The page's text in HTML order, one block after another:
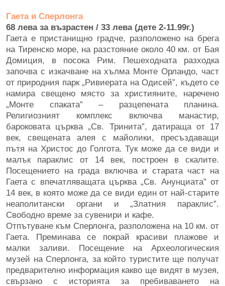
Гаета и Сперлонга
68 лева за възрастен / 33 лева (дете 2-11.99г.)
Гаета е пристанищно градче, разположено на брега
на Тиренско море, на разстояние около 40 км. от Бая
Домиция, в посока Рим. Пешеходната разходка
започва с изкачване на хълма Монте Орландо, част
от природния парк „Ривиерата на Одисей”, където се
намира свещено място за християните, наречено
„Монте спаката” – разцепената планина.
Религиозният комплекс включва манастир,
бароковата църква „Св. Тринита”, датираща от 17
век, свещената алея с майолики, пресъздаващи
пътя на Христос до Голгота. Тук може да се види и
малък параклис от 14 век, построен в скалите.
Посещението на града включва и старата част на
Гаета с впечатляващата църква „Св. Анунциата” от
14 век, в която може да се види един от най-старите
неаполитански органи и „Златния параклис”.
Свободно време за сувенири и кафе.
Отпътуване към Сперлонга, разположена на 10 км. от
Гаета. Преминава се покрай красиви плажове и
малки заливи. Посещение на Археологическия
музей на Сперлонга, за който туристите ще получат
предварително информация какво ще видят в музея,
свързано с историята за пребиваването на